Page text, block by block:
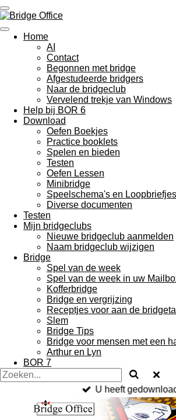
Ga
direct
naar
de
hoofdinhoud
Home
AI
Contact
Begonnen met bridge
Afgestudeerde bridgers
Naar de bridgeclub
Vervelend trekje van Windows
Help bij BOR 6
Download
Oefen Boekjes
Practice booklets
Spelen en bieden
Testen
Oefen Lessen
Minibridge
Speelschema's en Loopbriefjes
Diverse documenten
Testen
Mijn bridgeclubs
Nieuwe bridgeclub aanmelden
Naam bridgeclub wijzigen
Bridge
Spel van de week
Spel van de week in uw
Kofferbridge
Bridge en vergrijzing
Receptjes voor aan de
Slem
Bridge Tips
Bridge voor mensen met een
Arthur en Lyn
BOR 7
U heeft